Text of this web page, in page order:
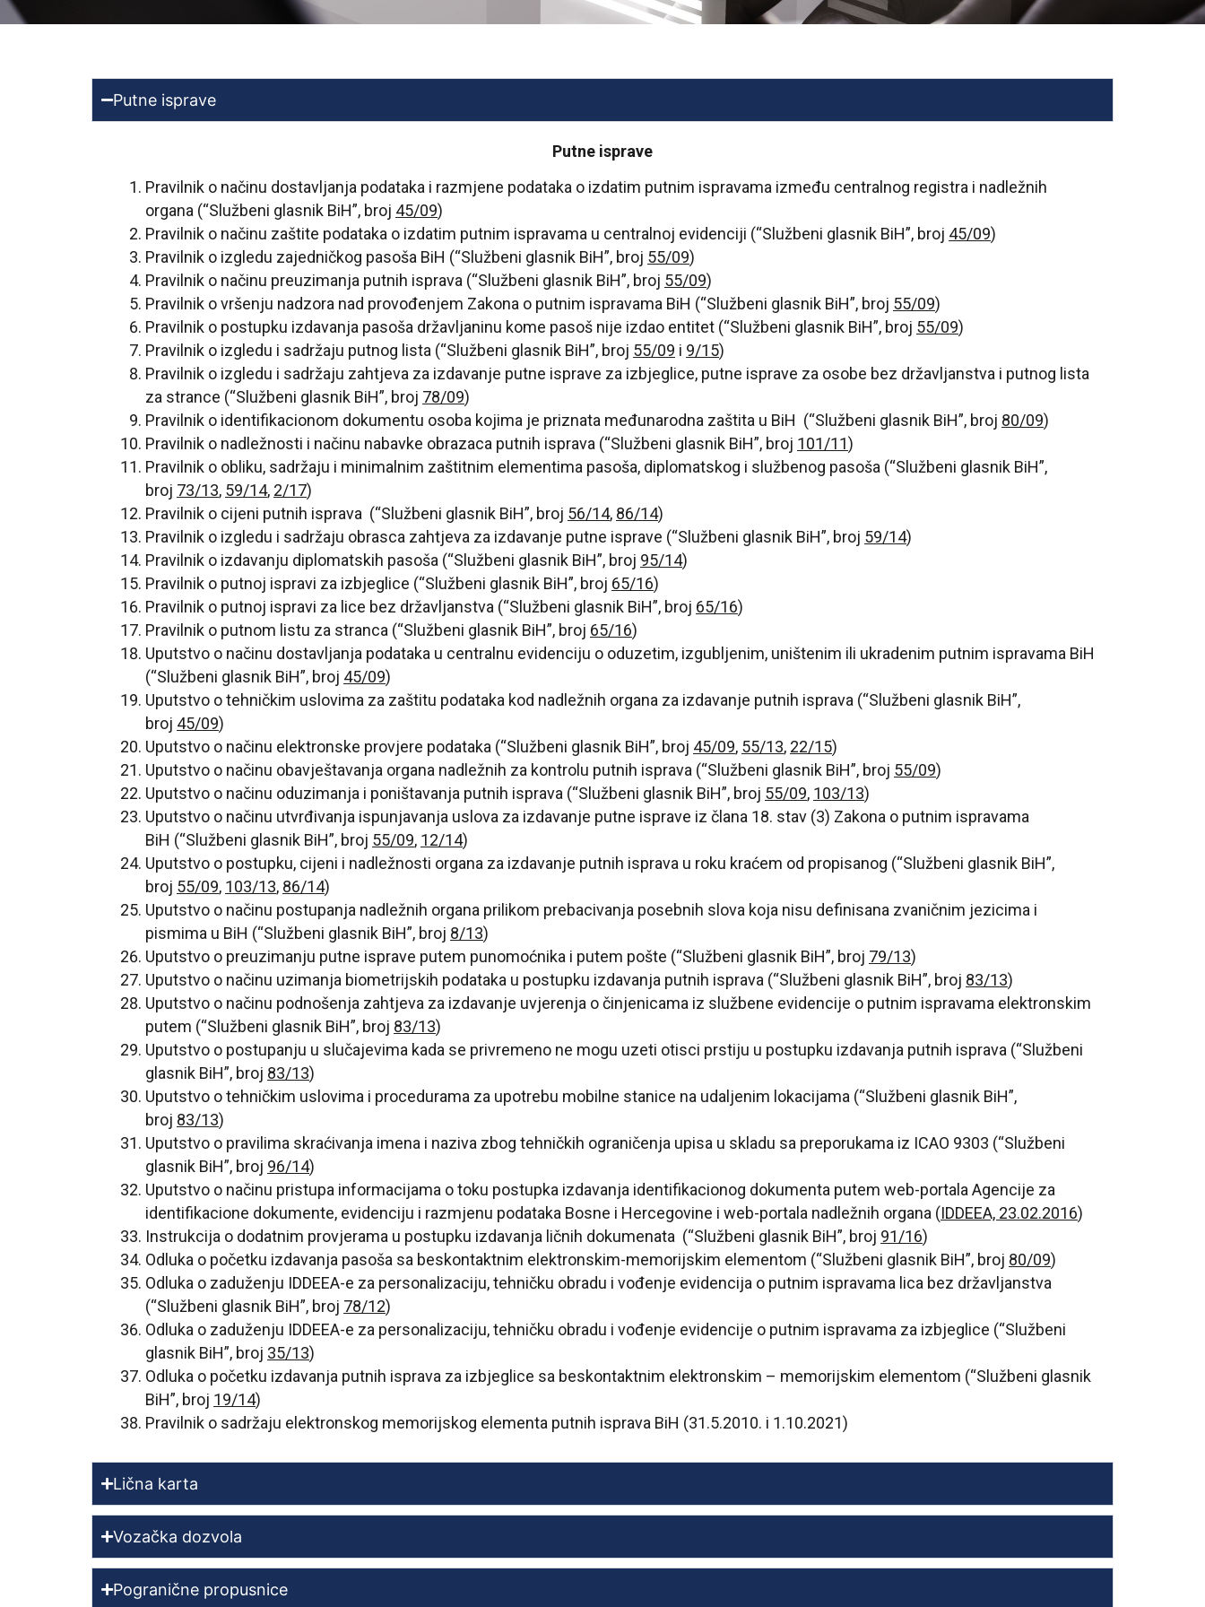
Putne isprave
Putne isprave
Pravilnik o načinu dostavljanja podataka i razmjene podataka o izdatim putnim ispravama između centralnog registra i nadležnih
organa (“Službeni glasnik BiH”, broj 45/09)
Pravilnik o načinu zaštite podataka o izdatim putnim ispravama u centralnoj evidenciji (“Službeni glasnik BiH”, broj 45/09)
Pravilnik o izgledu zajedničkog pasoša BiH (“Službeni glasnik BiH”, broj 55/09)
Pravilnik o načinu preuzimanja putnih isprava (“Službeni glasnik BiH”, broj 55/09)
Pravilnik o vršenju nadzora nad provođenjem Zakona o putnim ispravama BiH (“Službeni glasnik BiH”, broj 55/09)
Pravilnik o postupku izdavanja pasoša državljaninu kome pasoš nije izdao entitet (“Službeni glasnik BiH”, broj 55/09)
Pravilnik o izgledu i sadržaju putnog lista (“Službeni glasnik BiH”, broj 55/09 i 9/15)
Pravilnik o izgledu i sadržaju zahtjeva za izdavanje putne isprave za izbjeglice, putne isprave za osobe bez državljanstva i putnog lista
za strance (“Službeni glasnik BiH”, broj 78/09)
Pravilnik o identifikacionom dokumentu osoba kojima je priznata međunarodna zaštita u BiH (“Službeni glasnik BiH”, broj 80/09)
Pravilnik o nadležnosti i načinu nabavke obrazaca putnih isprava (“Službeni glasnik BiH”, broj 101/11)
Pravilnik o obliku, sadržaju i minimalnim zaštitnim elementima pasoša, diplomatskog i službenog pasoša (“Službeni glasnik BiH”,
broj 73/13, 59/14, 2/17)
Pravilnik o cijeni putnih isprava (“Službeni glasnik BiH”, broj 56/14, 86/14)
Pravilnik o izgledu i sadržaju obrasca zahtjeva za izdavanje putne isprave (“Službeni glasnik BiH”, broj 59/14)
Pravilnik o izdavanju diplomatskih pasoša (“Službeni glasnik BiH”, broj 95/14)
Pravilnik o putnoj ispravi za izbjeglice (“Službeni glasnik BiH”, broj 65/16)
Pravilnik o putnoj ispravi za lice bez državljanstva (“Službeni glasnik BiH”, broj 65/16)
Pravilnik o putnom listu za stranca (“Službeni glasnik BiH”, broj 65/16)
Uputstvo o načinu dostavljanja podataka u centralnu evidenciju o oduzetim, izgubljenim, uništenim ili ukradenim putnim ispravama BiH
(“Službeni glasnik BiH”, broj 45/09)
Uputstvo o tehničkim uslovima za zaštitu podataka kod nadležnih organa za izdavanje putnih isprava (“Službeni glasnik BiH”,
broj 45/09)
Uputstvo o načinu elektronske provjere podataka (“Službeni glasnik BiH”, broj 45/09, 55/13, 22/15)
Uputstvo o načinu obavještavanja organa nadležnih za kontrolu putnih isprava (“Službeni glasnik BiH”, broj 55/09)
Uputstvo o načinu oduzimanja i poništavanja putnih isprava (“Službeni glasnik BiH”, broj 55/09, 103/13)
Uputstvo o načinu utvrđivanja ispunjavanja uslova za izdavanje putne isprave iz člana 18. stav (3) Zakona o putnim ispravama
BiH (“Službeni glasnik BiH”, broj 55/09, 12/14)
Uputstvo o postupku, cijeni i nadležnosti organa za izdavanje putnih isprava u roku kraćem od propisanog (“Službeni glasnik BiH”,
broj 55/09, 103/13, 86/14)
Uputstvo o načinu postupanja nadležnih organa prilikom prebacivanja posebnih slova koja nisu definisana zvaničnim jezicima i
pismima u BiH (“Službeni glasnik BiH”, broj 8/13)
Uputstvo o preuzimanju putne isprave putem punomoćnika i putem pošte (“Službeni glasnik BiH”, broj 79/13)
Uputstvo o načinu uzimanja biometrijskih podataka u postupku izdavanja putnih isprava (“Službeni glasnik BiH”, broj 83/13)
Uputstvo o načinu podnošenja zahtjeva za izdavanje uvjerenja o činjenicama iz službene evidencije o putnim ispravama elektronskim
putem (“Službeni glasnik BiH”, broj 83/13)
Uputstvo o postupanju u slučajevima kada se privremeno ne mogu uzeti otisci prstiju u postupku izdavanja putnih isprava (“Službeni
glasnik BiH”, broj 83/13)
Uputstvo o tehničkim uslovima i procedurama za upotrebu mobilne stanice na udaljenim lokacijama (“Službeni glasnik BiH”,
broj 83/13)
Uputstvo o pravilima skraćivanja imena i naziva zbog tehničkih ograničenja upisa u skladu sa preporukama iz ICAO 9303 (“Službeni
glasnik BiH”, broj 96/14)
Uputstvo o načinu pristupa informacijama o toku postupka izdavanja identifikacionog dokumenta putem web-portala Agencije za
identifikacione dokumente, evidenciju i razmjenu podataka Bosne i Hercegovine i web-portala nadležnih organa (IDDEEA, 23.02.2016)
Instrukcija o dodatnim provjerama u postupku izdavanja ličnih dokumenata (“Službeni glasnik BiH”, broj 91/16)
Odluka o početku izdavanja pasoša sa beskontaktnim elektronskim-memorijskim elementom (“Službeni glasnik BiH”, broj 80/09)
Odluka o zaduženju IDDEEA-e za personalizaciju, tehničku obradu i vođenje evidencija o putnim ispravama lica bez državljanstva
(“Službeni glasnik BiH”, broj 78/12)
Odluka o zaduženju IDDEEA-e za personalizaciju, tehničku obradu i vođenje evidencije o putnim ispravama za izbjeglice (“Službeni
glasnik BiH”, broj 35/13)
Odluka o početku izdavanja putnih isprava za izbjeglice sa beskontaktnim elektronskim – memorijskim elementom (“Službeni glasnik
BiH”, broj 19/14)
Pravilnik o sadržaju elektronskog memorijskog elementa putnih isprava BiH (31.5.2010. i 1.10.2021)
Lična karta
Vozačka dozvola
Pogranične propusnice